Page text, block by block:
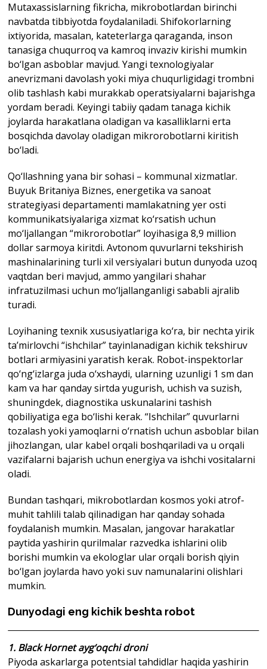
Mutaxassislarning fikricha, mikrobotlardan birinchi
navbatda tibbiyotda foydalaniladi. Shifokorlarning
ixtiyorida, masalan, kateterlarga qaraganda, inson
tanasiga chuqurroq va kamroq invaziv kirishi mumkin
bo‘lgan asboblar mavjud. Yangi texnologiyalar
anevrizmani davolash yoki miya chuqurligidagi trombni
olib tashlash kabi murakkab operatsiyalarni bajarishga
yordam beradi. Keyingi tabiiy qadam tanaga kichik
joylarda harakatlana oladigan va kasalliklarni erta
bosqichda davolay oladigan mikrorobotlarni kiritish
bo‘ladi.
Qo‘llashning yana bir sohasi – kommunal xizmatlar.
Buyuk Britaniya Biznes, energetika va sanoat
strategiyasi departamenti mamlakatning yer osti
kommunikatsiyalariga xizmat ko‘rsatish uchun
mo‘ljallangan “mikrorobotlar” loyihasiga 8,9 million
dollar sarmoya kiritdi. Avtonom quvurlarni tekshirish
mashinalarining turli xil versiyalari butun dunyoda uzoq
vaqtdan beri mavjud, ammo yangilari shahar
infratuzilmasi uchun mo‘ljallanganligi sababli ajralib
turadi.
Loyihaning texnik xususiyatlariga ko‘ra, bir nechta yirik
ta’mirlovchi “ishchilar” tayinlanadigan kichik tekshiruv
botlari armiyasini yaratish kerak. Robot-inspektorlar
qo‘ng‘izlarga juda o‘xshaydi, ularning uzunligi 1 sm dan
kam va har qanday sirtda yugurish, uchish va suzish,
shuningdek, diagnostika uskunalarini tashish
qobiliyatiga ega bo‘lishi kerak. “Ishchilar” quvurlarni
tozalash yoki yamoqlarni o‘rnatish uchun asboblar bilan
jihozlangan, ular kabel orqali boshqariladi va u orqali
vazifalarni bajarish uchun energiya va ishchi vositalarni
oladi.
Bundan tashqari, mikrobotlardan kosmos yoki atrof-
muhit tahlili talab qilinadigan har qanday sohada
foydalanish mumkin. Masalan, jangovar harakatlar
paytida yashirin qurilmalar razvedka ishlarini olib
borishi mumkin va ekologlar ular orqali borish qiyin
bo‘lgan joylarda havo yoki suv namunalarini olishlari
mumkin.
Dunyodagi eng kichik beshta robot
1. Black Hornet ayg‘oqchi droni
Piyoda askarlarga potentsial tahdidlar haqida yashirin